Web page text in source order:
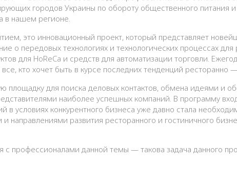
городов Украины по обороту общественного
в нашем регионе.
это инновационный проект, который представляет
о передовых технологиях и технологических процессах
для HoReCa и средств для автоматизации торговли.
кто хочет быть в курсе последних тенденций ресторанно
для поиска деловых контактов, обмена идеями и
наиболее успешных компаний. В программу
в условиях конкурентного бизнеса уже давно стала
развития ресторанного и гостиничного
профессионалами данной темы — такова задача данного